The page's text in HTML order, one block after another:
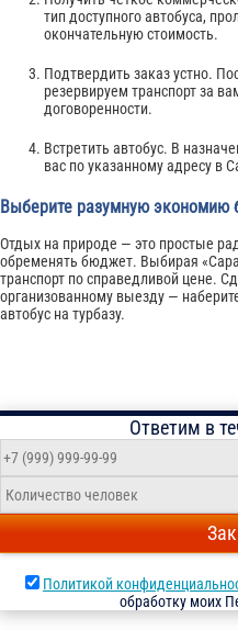
тип доступного автобуса,
окончательную стоимость.
Подтвердить заказ устно.
резервируем транспорт за
договоренности.
Встретить автобус. В
вас по указанному адресу в
Выберите разумную экономию
Отдых на природе — это простые
обременять бюджет. Выбирая
транспорт по справедливой цене.
организованному выезду —
автобус на турбазу.
Ответим в
Политикой
обработку моих